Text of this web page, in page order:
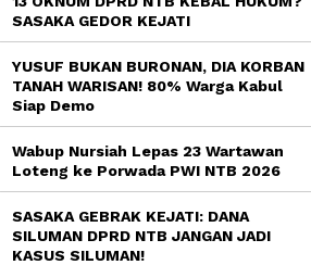
SASAKA GEDOR KEJATI
YUSUF BUKAN BURONAN, DIA KORBAN
TANAH WARISAN! 80% Warga Kabul
Siap Demo
Wabup Nursiah Lepas 23 Wartawan
Loteng ke Porwada PWI NTB 2026
SASAKA GEBRAK KEJATI: DANA
SILUMAN DPRD NTB JANGAN JADI
KASUS SILUMAN!